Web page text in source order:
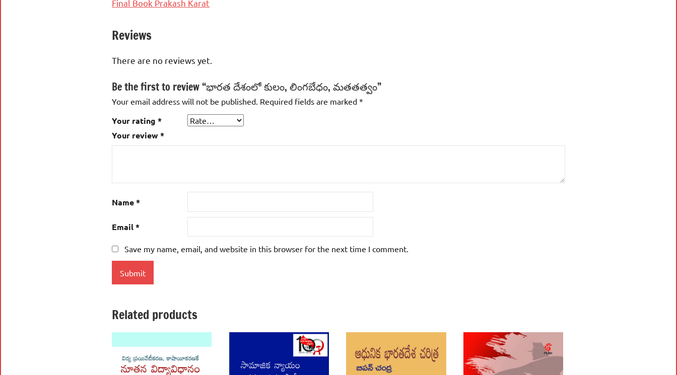
Final Book Prakash Karat
Reviews
There are no reviews yet.
Be the first to review “భారత దేశంలో కులం, లింగబేధం, మతతత్వం”
Your email address will not be published. Required fields are marked *
Your rating *
Your review*
Name*
Email*
Save my name, email, and website in this browser for the next time I comment.
Related products